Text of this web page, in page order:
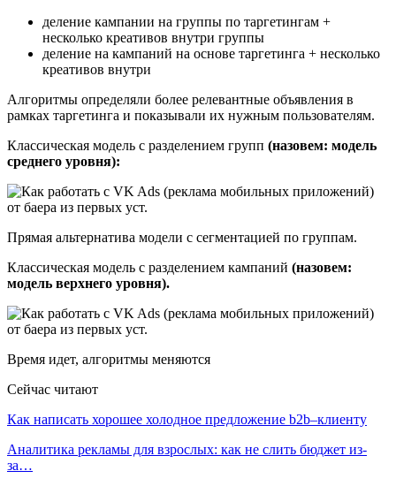
деление кампании на группы по таргетингам +
несколько креативов внутри группы
деление на кампаний на основе таргетинга + несколько
креативов внутри
Алгоритмы определяли более релевантные объявления в
рамках таргетинга и показывали их нужным пользователям.
Классическая модель с разделением групп (назовем: модель
среднего уровня):
Прямая альтернатива модели с сегментацией по группам.
Классическая модель с разделением кампаний (назовем:
модель верхнего уровня).
Время идет, алгоритмы меняются
Сейчас читают
Как написать хорошее холодное предложение b2b–клиенту
Аналитика рекламы для взрослых: как не слить бюджет из-
за…